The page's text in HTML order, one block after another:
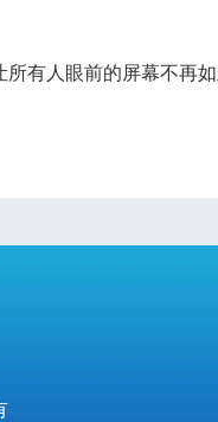
有人眼前的屏幕不再如